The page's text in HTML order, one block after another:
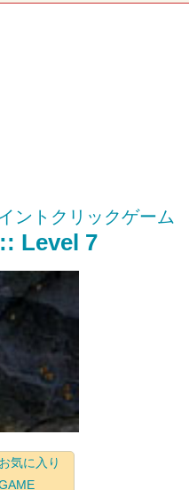
ントクリックゲーム
Level 7
気に入り